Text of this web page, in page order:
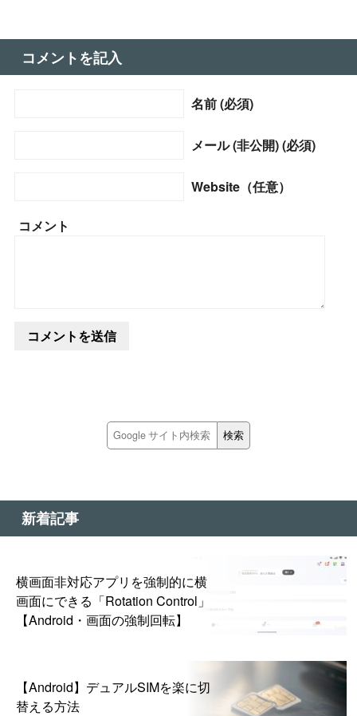
コメントを記入
名前 (必須)
メール (非公開) (必須)
Website（任意）
コメント
新着記事
横画面非対応アプリを強制的に横
画面にできる「Rotation Control」
【Android・画面の強制回転】
【Android】デュアルSIMを楽に切
替える方法